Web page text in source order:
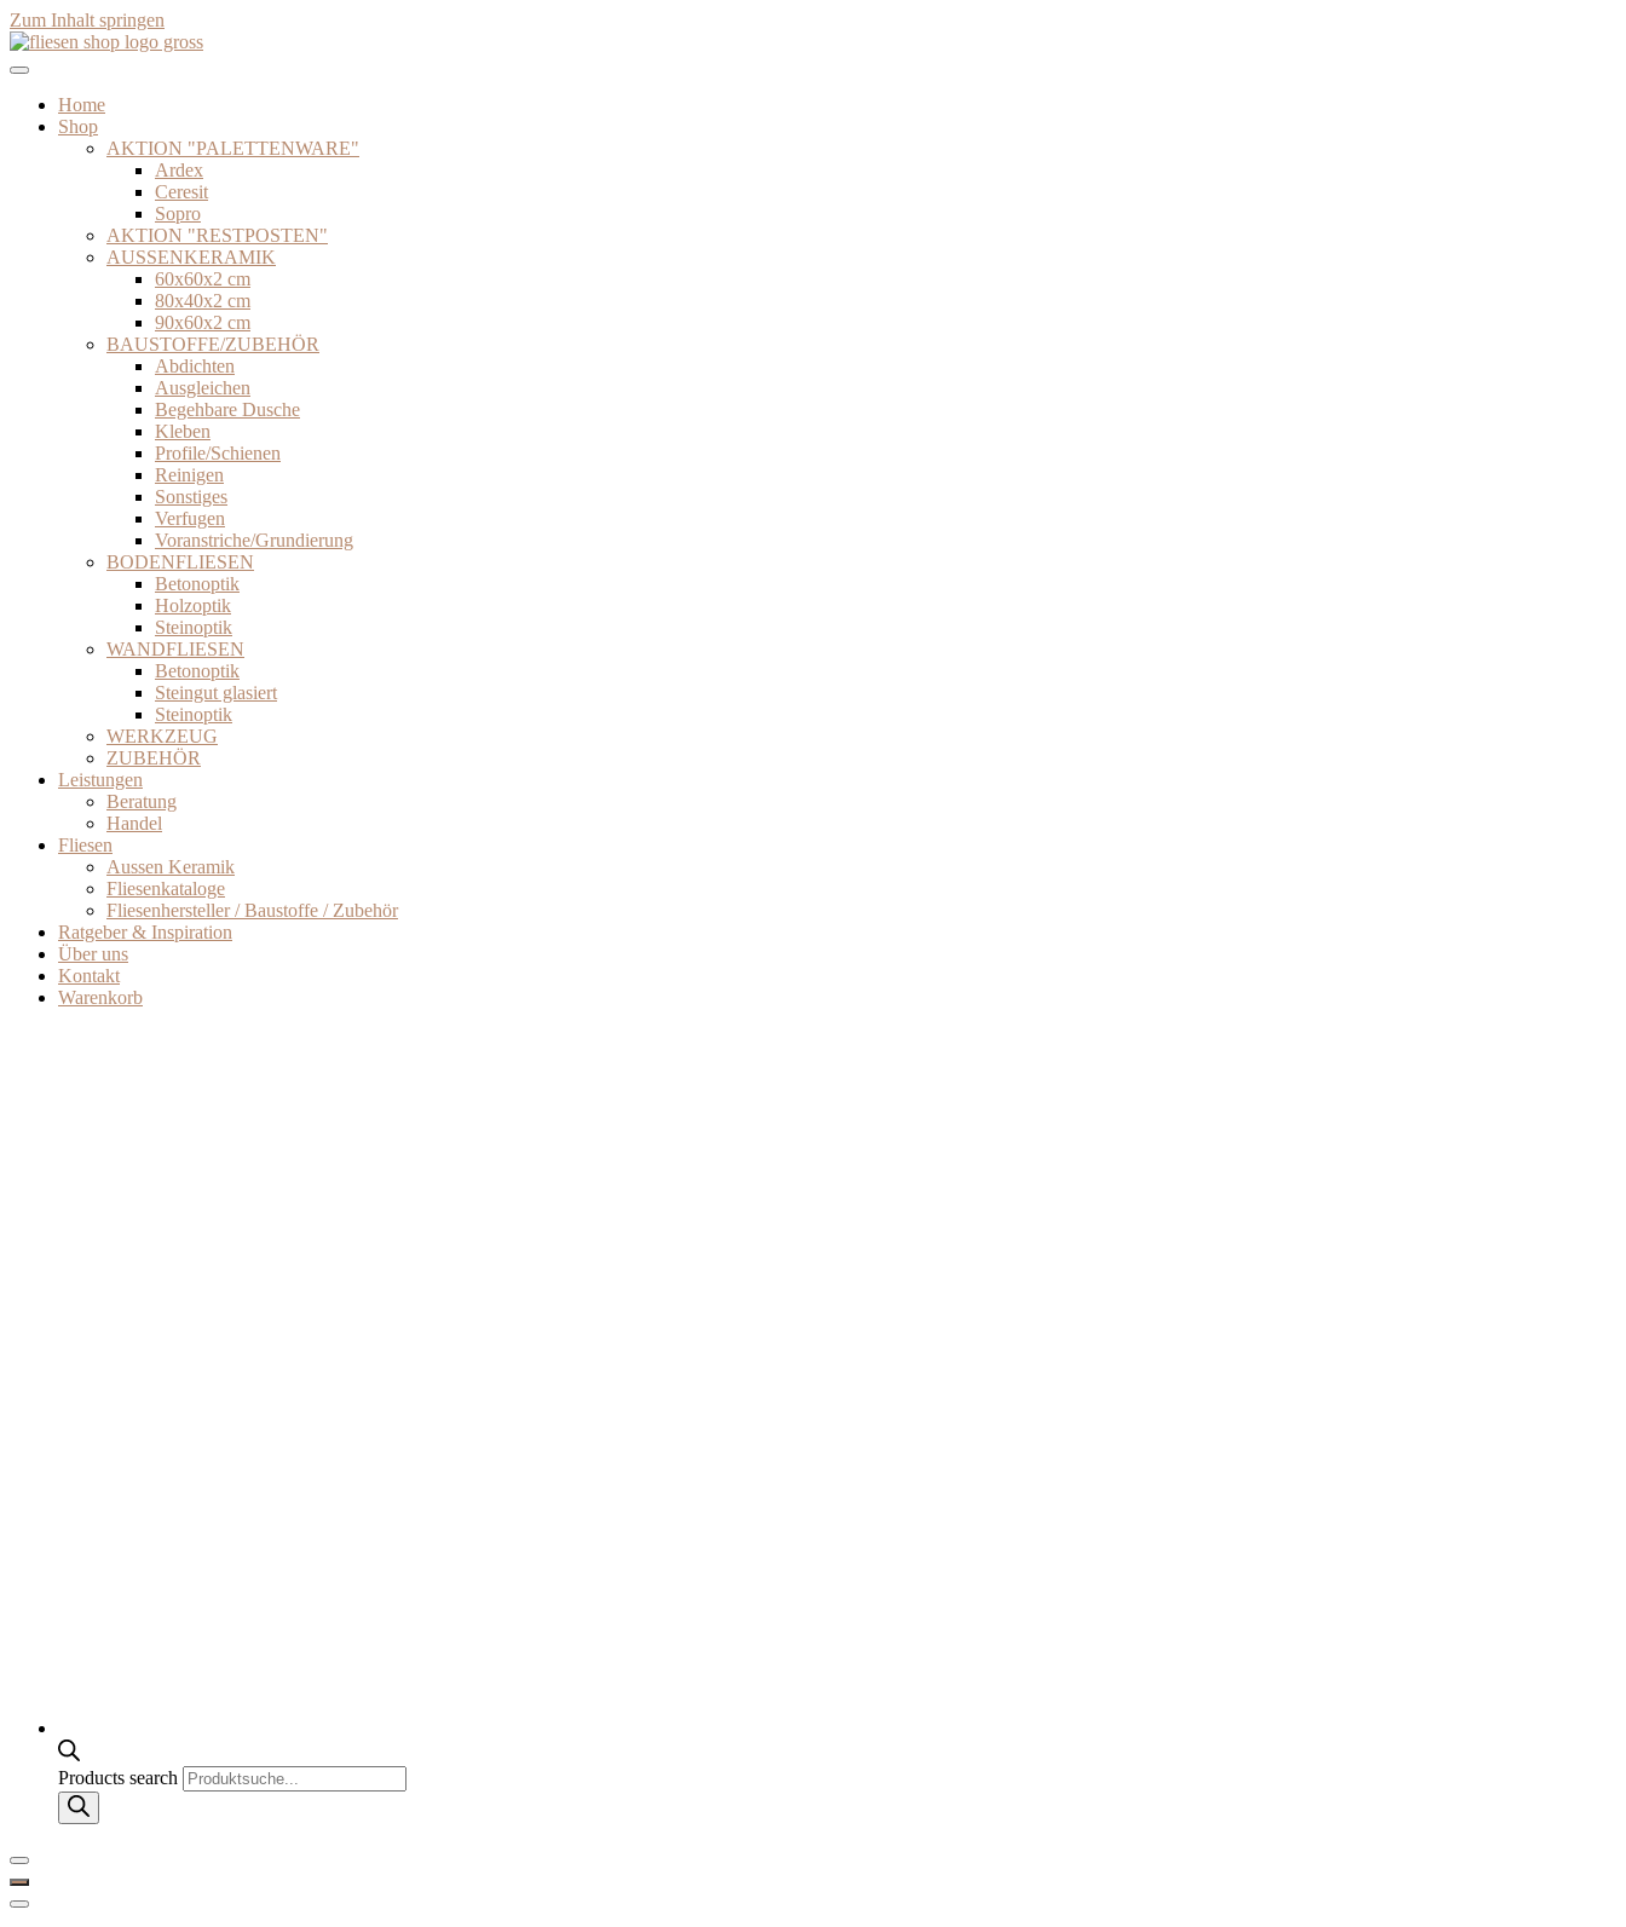
Zum Inhalt springen
Home
Shop
AKTION "PALETTENWARE"
Ardex
Ceresit
Sopro
AKTION "RESTPOSTEN"
AUSSENKERAMIK
60x60x2 cm
80x40x2 cm
90x60x2 cm
BAUSTOFFE/ZUBEHÖR
Abdichten
Ausgleichen
Begehbare Dusche
Kleben
Profile/Schienen
Reinigen
Sonstiges
Verfugen
Voranstriche/Grundierung
BODENFLIESEN
Betonoptik
Holzoptik
Steinoptik
WANDFLIESEN
Betonoptik
Steingut glasiert
Steinoptik
WERKZEUG
ZUBEHÖR
Leistungen
Beratung
Handel
Fliesen
Aussen Keramik
Fliesenkataloge
Fliesenhersteller / Baustoffe / Zubehör
Ratgeber & Inspiration
Über uns
Kontakt
Warenkorb
Products search